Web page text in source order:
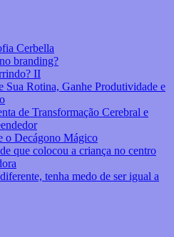
Cerbella
branding?
II
Rotina, Ganhe Produtividade e
de Transformação Cerebral e
o Decágono Mágico
que colocou a criança no centro
tenha medo de ser igual a